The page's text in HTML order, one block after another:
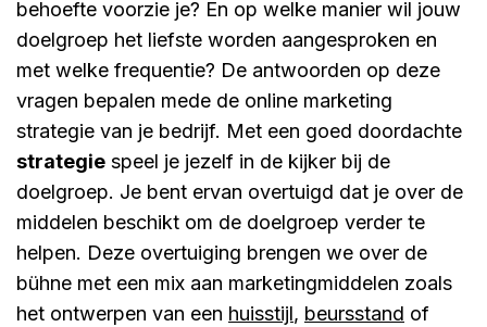
behoefte voorzie je? En op welke manier wil jouw
doelgroep het liefste worden aangesproken en
met welke frequentie? De antwoorden op deze
vragen bepalen mede de online marketing
strategie van je bedrijf. Met een goed doordachte
strategie speel je jezelf in de kijker bij de
doelgroep. Je bent ervan overtuigd dat je over de
middelen beschikt om de doelgroep verder te
helpen. Deze overtuiging brengen we over de
bühne met een mix aan marketingmiddelen zoals
het ontwerpen van een huisstijl, beursstand of